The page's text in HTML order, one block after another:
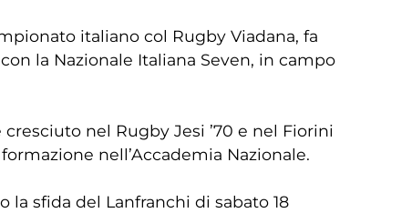
italiano col Rugby Viadana, fa
la Nazionale Italiana Seven, in campo
nel Rugby Jesi ’70 e nel Fiorini
nell’Accademia Nazionale.
sfida del Lanfranchi di sabato 18